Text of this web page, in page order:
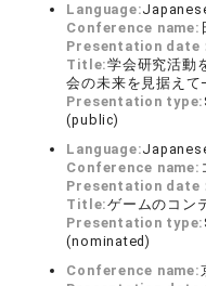
Language:
Conference name:
Presentation date
Title:学会研究活動
会の未来を見据えて
Presentation type:
(public)
Language:
Conference name:
Presentation date
Title:ゲームのコン
Presentation type:
(nominated)
Conference name: